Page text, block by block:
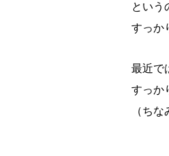
という
すっか
最近で
すっか
（ち